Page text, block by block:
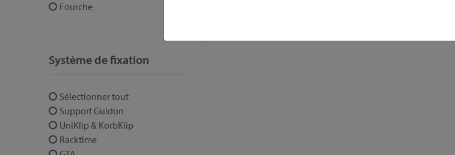
Fourche
Système de fixation
Sélectionner tout
Support Guidon
UniKlip & KorbKlip
Racktime